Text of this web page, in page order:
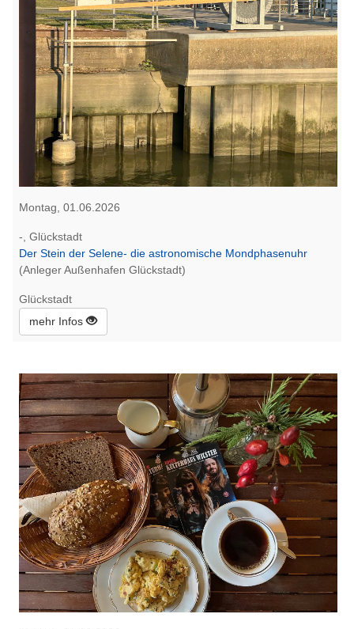
Montag, 01.06.2026
-, Glückstadt
Der Stein der Selene- die astronomische Mondphasenuhr
(Anleger Außenhafen Glückstadt)
Glückstadt
mehr Infos